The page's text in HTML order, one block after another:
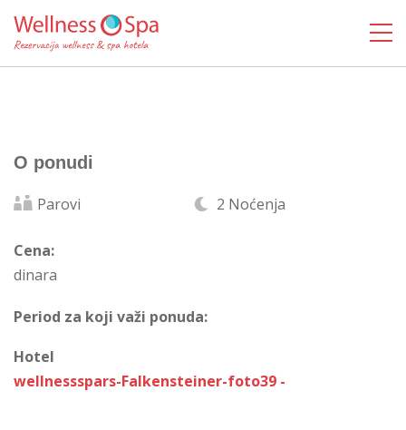
O ponudi
Parovi 2 Noćenja
Cena:
dinara
Period za koji važi ponuda:
Hotel
wellnessspars-Falkensteiner-foto39 -